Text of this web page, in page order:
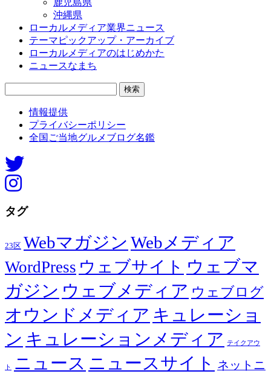
沖縄県
ローカルメディア業界ニュース
テーマピックアップ・アーカイブ
ローカルメディアのはじめかた
ニュースなまち
情報提供
プライバシーポリシー
全国ご当地グルメブログ名鑑
タグ
23区 Webマガジン Webメディア
WordPress ウェブサイト ウェブマ
ガジン ウェブメディア ウェブログ
オウンドメディア キュレーショ
ン キュレーションメディア テイクアウ
ト ニュース ニュースサイト ネットニ